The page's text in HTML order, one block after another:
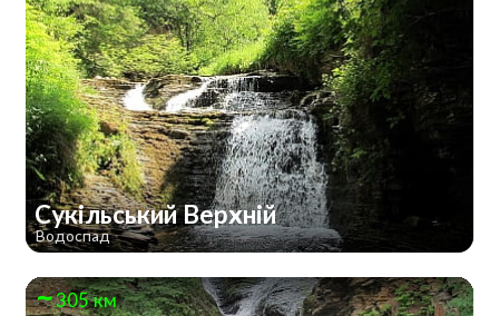
Сукільський Верхній
Водоспад
305 км